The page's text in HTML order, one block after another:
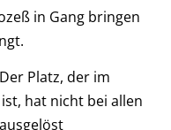
in Gang bringen
Platz, der im
hat nicht bei allen